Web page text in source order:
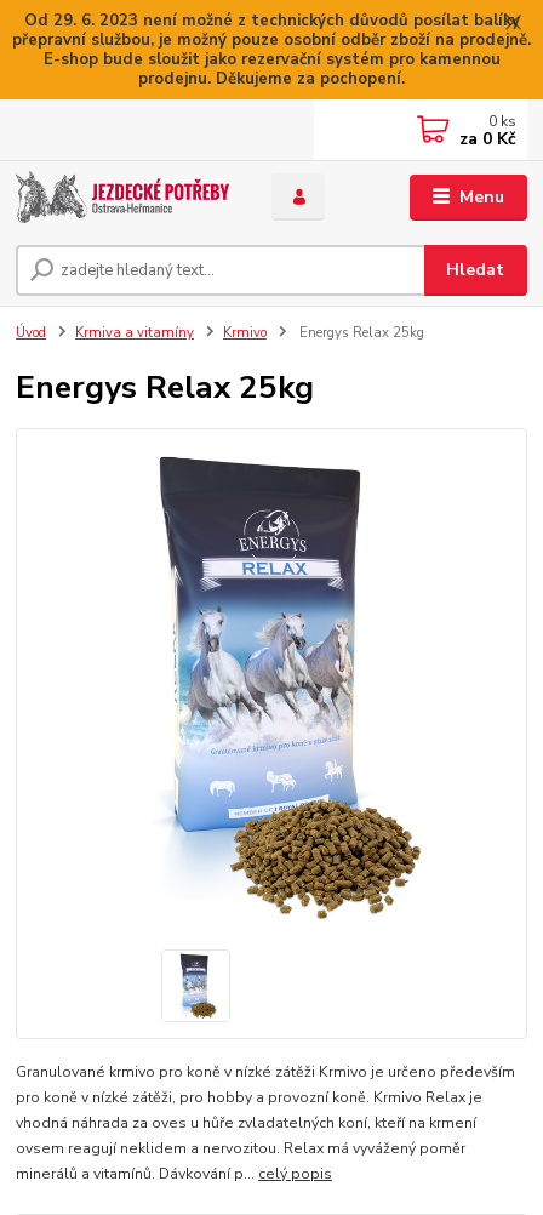
Od 29. 6. 2023 není možné z technických důvodů posílat balíky
přepravní službou, je možný pouze osobní odběr zboží na prodejně.
E-shop bude sloužit jako rezervační systém pro kamennou
prodejnu. Děkujeme za pochopení.
Menu
Hledat
0 ks
za 0 Kč
Úvod Krmiva a vitamíny Krmivo Energys Relax 25kg
Energys Relax 25kg
Granulované krmivo pro koně v nízké zátěži Krmivo je určeno především
pro koně v nízké zátěži, pro hobby a provozní koně. Krmivo Relax je
vhodná náhrada za oves u hůře zvladatelných koní, kteří na krmení
ovsem reagují neklidem a nervozitou. Relax má vyvážený poměr
minerálů a vitamínů. Dávkování p... celý popis